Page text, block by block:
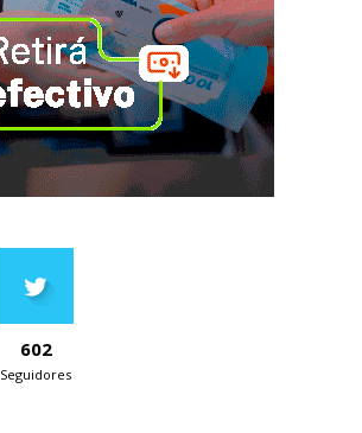
602
Seguidores